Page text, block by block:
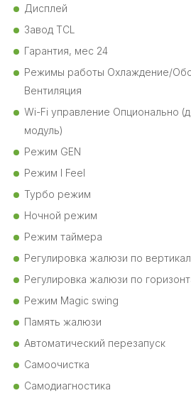
Дисплей
Завод TCL
Гарантия, мес 24
Режимы работы Охлаждение/
Вентиляция
Wi-Fi управление Опционально
модуль)
Режим GEN
Режим I Feel
Турбо режим
Ночной режим
Режим таймера
Регулировка жалюзи по
Регулировка жалюзи по
Режим Magic swing
Память жалюзи
Автоматический перезапуск
Самоочистка
Самодиагностика